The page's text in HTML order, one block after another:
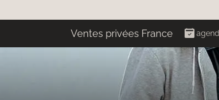
Ventes privées France